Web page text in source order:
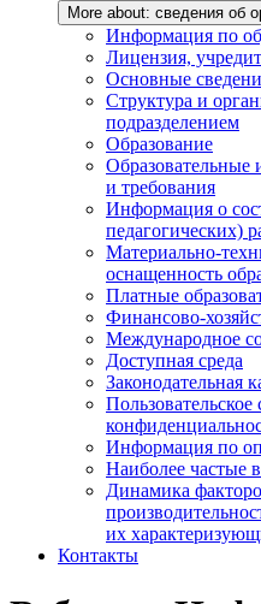
More about: сведения об
Информация по
Лицензия,
Основные
Структура и
подразделением
Образование
Образовательные
и требования
Информация о
педагогических)
Материально-
оснащенность
Платные
Финансово-
Международное
Доступная среда
Законодательная
Информация по
Наиболее частые
Динамика
их
Контакты